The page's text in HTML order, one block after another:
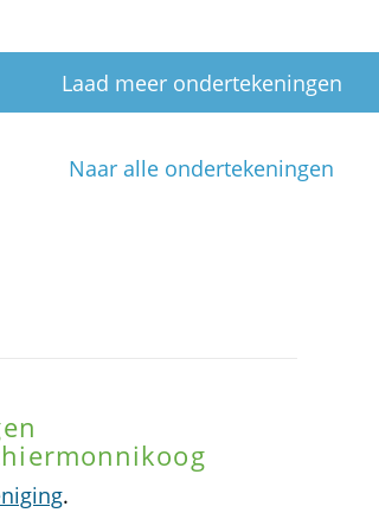
Laad meer ondertekeningen
Naar alle ondertekeningen
.